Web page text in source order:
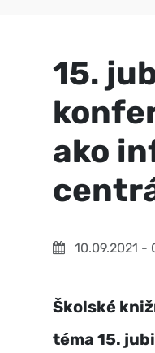
15.
ako
10.09.2021 -
Školské
téma 15.